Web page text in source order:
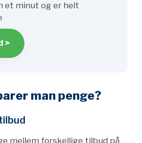
et minut og er helt
>
man penge?
mellem forskellige tilbud på